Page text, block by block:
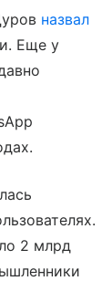
назвал
Еще у
2 млрд